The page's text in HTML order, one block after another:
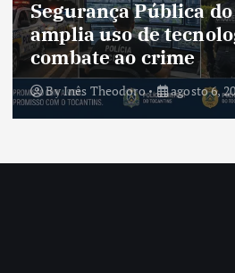
Segurança Pública
amplia uso de
combate ao crime
ByInês Theodoro agosto 6,